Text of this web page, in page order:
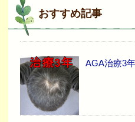
おすすめ記事
AGA治療3